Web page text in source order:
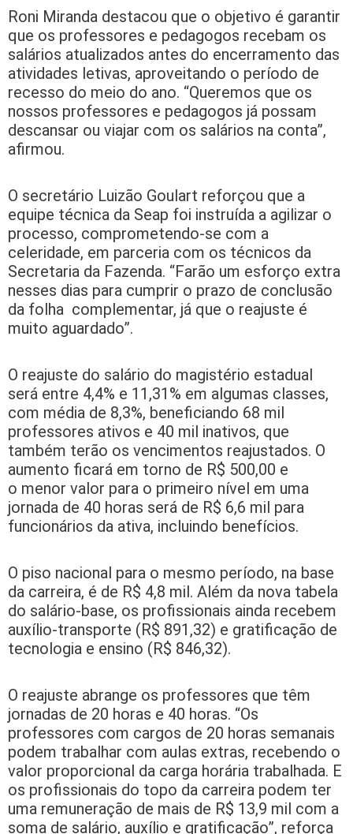
Roni Miranda destacou que o objetivo é garantir
que os professores e pedagogos recebam os
salários atualizados antes do encerramento das
atividades letivas, aproveitando o período de
recesso do meio do ano. “Queremos que os
nossos professores e pedagogos já possam
descansar ou viajar com os salários na conta”,
afirmou.
O secretário Luizão Goulart reforçou que a
equipe técnica da Seap foi instruída a agilizar o
processo, comprometendo-se com a
celeridade, em parceria com os técnicos da
Secretaria da Fazenda. “Farão um esforço extra
nesses dias para cumprir o prazo de conclusão
da folha complementar, já que o reajuste é
muito aguardado”.
O reajuste do salário do magistério estadual
será entre 4,4% e 11,31% em algumas classes,
com média de 8,3%, beneficiando 68 mil
professores ativos e 40 mil inativos, que
também terão os vencimentos reajustados. O
aumento ficará em torno de R$ 500,00 e
o menor valor para o primeiro nível em uma
jornada de 40 horas será de R$ 6,6 mil para
funcionários da ativa, incluindo benefícios.
O piso nacional para o mesmo período, na base
da carreira, é de R$ 4,8 mil. Além da nova tabela
do salário-base, os profissionais ainda recebem
auxílio-transporte (R$ 891,32) e gratificação de
tecnologia e ensino (R$ 846,32).
O reajuste abrange os professores que têm
jornadas de 20 horas e 40 horas. “Os
professores com cargos de 20 horas semanais
podem trabalhar com aulas extras, recebendo o
valor proporcional da carga horária trabalhada. E
os profissionais do topo da carreira podem ter
uma remuneração de mais de R$ 13,9 mil com a
soma de salário, auxílio e gratificação”, reforça